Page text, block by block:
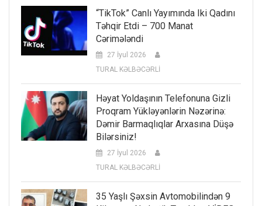
“TikTok” Canlı Yayımında Iki Qadını
Təhqir Etdi – 700 Manat
Cərimələndi
27 İyul 2026
TURAL KƏLBƏCƏRLİ
Həyat Yoldaşının Telefonuna Gizli
Proqram Yükləyənlərin Nəzərinə:
Dəmir Barmaqlıqlar Arxasına Düşə
Bilərsiniz!
27 İyul 2026
TURAL KƏLBƏCƏRLİ
35 Yaşlı Şəxsin Avtomobilindən 9